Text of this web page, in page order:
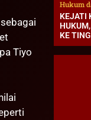
Tiyo
Hukum
KEJATI
KE